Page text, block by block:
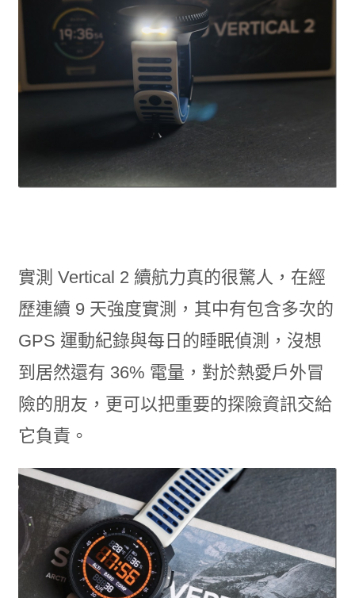
實測 Vertical 2 續航力真的很驚人，在經
歷連續 9 天強度實測，其中有包含多次的
GPS 運動紀錄與每日的睡眠偵測，沒想
到居然還有 36% 電量，對於熱愛戶外冒
險的朋友，更可以把重要的探險資訊交給
它負責。